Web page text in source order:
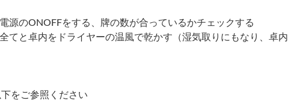
源のONOFFをする、牌の数が合っているかチェックする
てと卓内をドライヤーの温風で乾かす（湿気取りにもなり、卓内
をご参照ください